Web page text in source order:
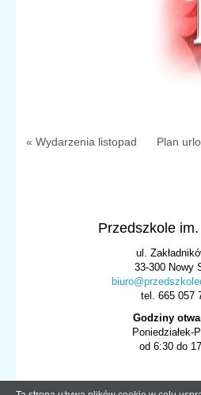
« Wydarzenia listopad Plan
Przedszkole
ul.
33-300 Nowy
tel. 665 057
Godziny
Poniedziałek-
od 6:30 do